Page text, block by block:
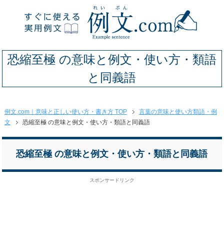
恐縮至極 の意味と例文・使い方・類語
と同義語
例文.com｜意味と正しい使い方・書き方 TOP
言葉の意味と使い方類語・例
文
恐縮至極 の意味と例文・使い方・類語と同義語
恐縮至極 の意味と例文・使い方・類語と同義語
スポンサードリンク